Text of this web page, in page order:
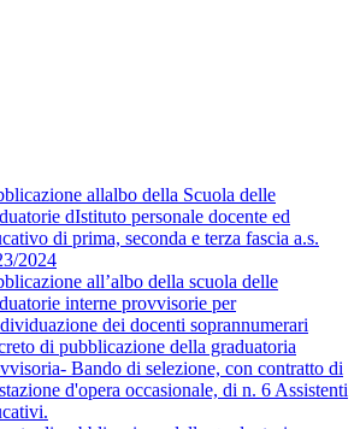
allalbo della Scuola delle
dIstituto personale docente ed
di prima, seconda e terza fascia a.s.
2024
all’albo della scuola delle
interne provvisorie per
dei docenti soprannumerari
di pubblicazione della graduatoria
Bando di selezione, con contratto di
d'opera occasionale, di n. 6 Assistenti